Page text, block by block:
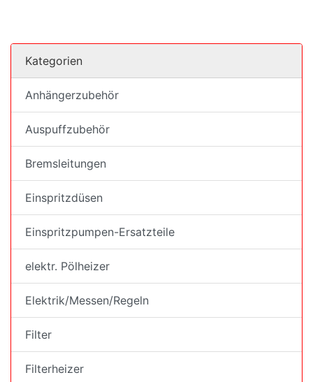
Kategorien
Anhängerzubehör
Auspuffzubehör
Bremsleitungen
Einspritzdüsen
Einspritzpumpen-Ersatzteile
elektr. Pölheizer
Elektrik/Messen/Regeln
Filter
Filterheizer